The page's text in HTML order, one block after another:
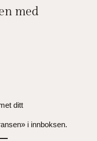
med
ditt
i innboksen.